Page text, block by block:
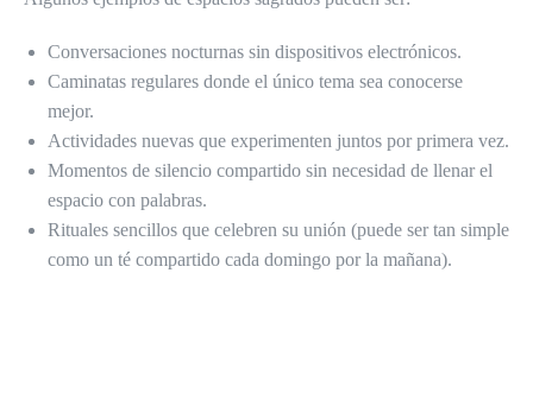
Conversaciones nocturnas sin dispositivos electrónicos.
Caminatas regulares donde el único tema sea conocerse
mejor.
Actividades nuevas que experimenten juntos por primera vez.
Momentos de silencio compartido sin necesidad de llenar el
espacio con palabras.
Rituales sencillos que celebren su unión (puede ser tan simple
como un té compartido cada domingo por la mañana).